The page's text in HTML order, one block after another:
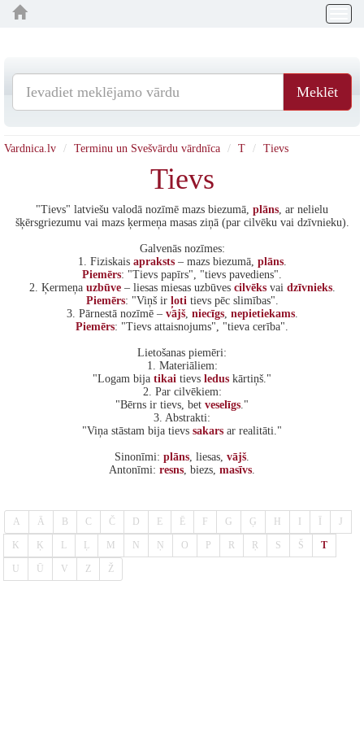
Meklēt
Vardnica.lv Terminu un Svešvārdu vārdnīca T Tievs
Tievs
"Tievs" latviešu valodā nozīmē mazs biezumā, plāns, ar nelielu
šķērsgriezumu vai mazs ķermeņa masas ziņā (par cilvēku vai dzīvnieku).
Galvenās nozīmes:
1. Fiziskais apraksts– mazs biezumā, plāns.
Piemērs: "Tievs papīrs", "tievs pavediens".
2. Ķermeņa uzbūve– liesas miesas uzbūves cilvēksvai dzīvnieks.
Piemērs: "Viņš ir ļotitievs pēc slimības".
3. Pārnestā nozīmē – vājš, niecīgs, nepietiekams.
Piemērs: "Tievs attaisnojums", "tieva cerība".
Lietošanas piemēri:
1. Materiāliem:
"Logam bija tikai tievs ledus kārtiņš."
2. Par cilvēkiem:
"Bērns ir tievs, bet veselīgs."
3. Abstrakti:
"Viņa stāstam bija tievs sakars ar realitāti."
Sinonīmi: plāns, liesas, vājš.
Antonīmi: resns, biezs, masīvs.
A Ā B C Č D E Ē F G Ģ H J
K Ķ L Ļ M N Ņ O P R Ŗ S Š T
U Ū V Z Ž